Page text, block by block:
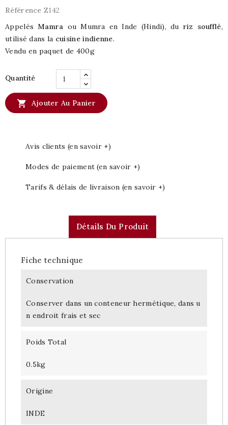
Référence Z142
Appelés Mamra ou Mumra en Inde (Hindi), du riz soufflé,
utilisé dans la cuisine indienne.
Vendu en paquet de 400g
Quantité
 Ajouter Au Panier
Avis clients (en savoir +)
Modes de paiement (en savoir +)
Tarifs & délais de livraison (en savoir +)
Détails Du Produit
Fiche technique
Conservation
Conserver dans un conteneur hermétique, dans u
n endroit frais et sec
Poids Total
0.5kg
Origine
INDE